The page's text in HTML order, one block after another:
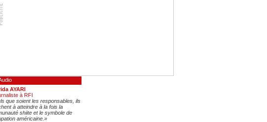
AYARI
à RFI
que soient les responsables, ils
à atteindre à la fois la
shiite et le symbole de
américaine.»